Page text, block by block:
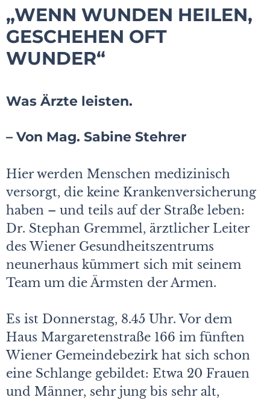
„WENN WUNDEN HEILEN,
GESCHEHEN OFT
WUNDER“
Was Ärzte leisten.
– Von Mag. Sabine Stehrer
Hier werden Menschen medizinisch
versorgt, die keine Krankenversicherung
haben – und teils auf der Straße leben:
Dr. Stephan Gremmel, ärztlicher Leiter
des Wiener Gesundheitszentrums
neunerhaus kümmert sich mit seinem
Team um die Ärmsten der Armen.
Es ist Donnerstag, 8.45 Uhr. Vor dem
Haus Margaretenstraße 166 im fünften
Wiener Gemeindebezirk hat sich schon
eine Schlange gebildet: Etwa 20 Frauen
und Männer, sehr jung bis sehr alt,